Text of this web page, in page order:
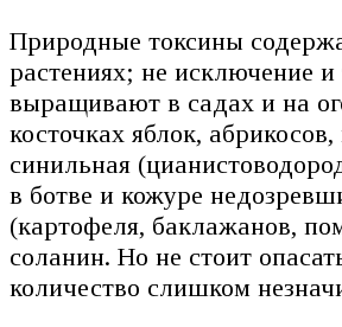
Природные токсины
растениях; не исключение и
выращивают в садах и на
косточках яблок, абрикосов,
синильная
в ботве и кожуре
(картофеля, баклажанов,
соланин. Но не стоит
количество слишком